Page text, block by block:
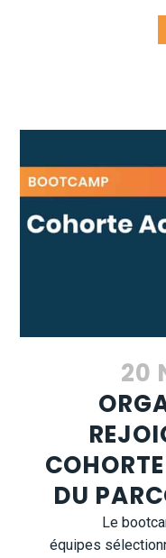
20
DU
Le
équipes